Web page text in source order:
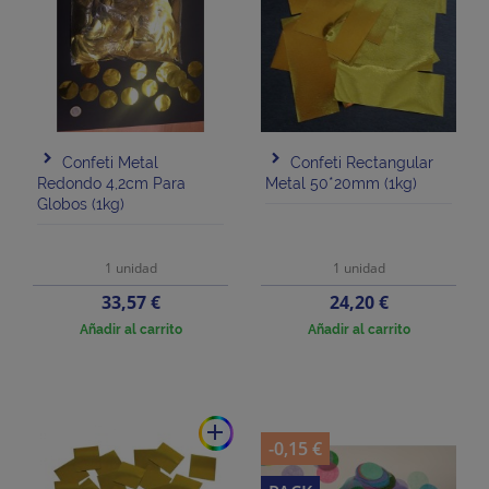
Confeti Metal
Redondo 4,2cm Para
Globos (1kg)
1 unidad
Precio
33,57 €
Añadir al carrito
Confeti Rectangular
Metal 50*20mm (1kg)
1 unidad
Precio
24,20 €
Añadir al carrito
add
-0,15 €